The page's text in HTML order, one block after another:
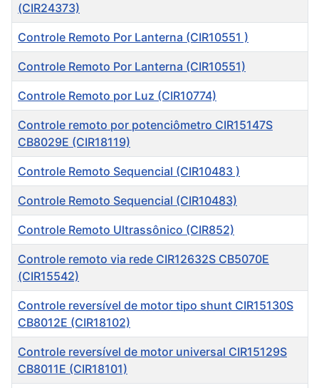
(CIR24373)
Controle Remoto Por Lanterna (CIR10551 )
Controle Remoto Por Lanterna (CIR10551)
Controle Remoto por Luz (CIR10774)
Controle remoto por potenciômetro CIR15147S
CB8029E (CIR18119)
Controle Remoto Sequencial (CIR10483 )
Controle Remoto Sequencial (CIR10483)
Controle Remoto Ultrassônico (CIR852)
Controle remoto via rede CIR12632S CB5070E
(CIR15542)
Controle reversível de motor tipo shunt CIR15130S
CB8012E (CIR18102)
Controle reversível de motor universal CIR15129S
CB8011E (CIR18101)